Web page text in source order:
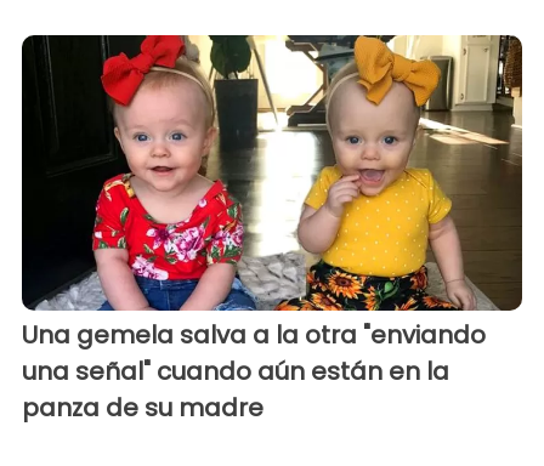
Una gemela salva a la otra "enviando
una señal" cuando aún están en la
panza de su madre